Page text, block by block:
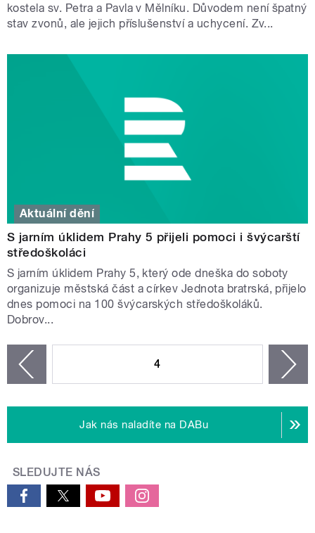
kostela sv. Petra a Pavla v Mělníku. Důvodem není špatný
stav zvonů, ale jejich příslušenství a uchycení. Zv...
Aktuální dění
S jarním úklidem Prahy 5 přijeli pomoci i švýcarští
středoškoláci
S jarním úklidem Prahy 5, který ode dneška do soboty
organizuje městská část a církev Jednota bratrská, přijelo
dnes pomoci na 100 švýcarských středoškoláků.
Dobrov...
4
Jak nás naladíte na DABu
SLEDUJTE NÁS